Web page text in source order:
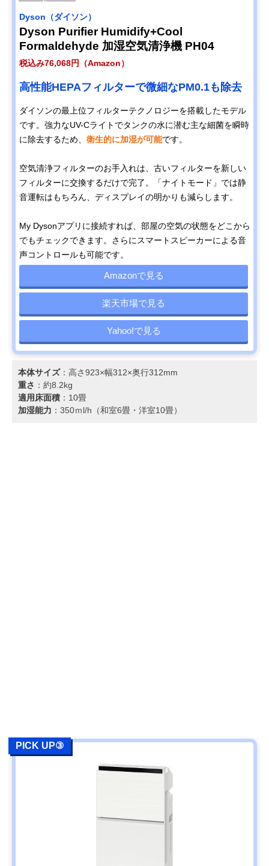
Dyson（ダイソン）
Dyson Purifier Humidify+Cool
Formaldehyde 加湿空気清浄機 PH04
税込み76,068円（Amazon）
高性能HEPAフィルターで微細なPM0.1も除去
ダイソンの最上位フィルターテクノロジーを搭載したモデル
です。強力なUV-Cライトでタンクの水に潜む主な細菌を瞬時
に除去するため、 衛生的に加湿が可能です。
空気清浄フィルターのお手入れは、古いフィルターを新しい
フィルターに交換するだけで完了。「ナイトモード」では静
音運転はもちろん、ディスプレイの明かりも減らします。
My Dysonアプリに接続すれば、部屋の空気の状態をどこから
でもチェックできます。さらにスマートスピーカーによる音
声コントロールも可能です。
Amazonで見る
楽天市場で見る
Yahoo!で見る
本体サイズ：高さ923×幅312×奥行312mm
重さ ：約8.2kg
適用床面積 ：10畳
加湿能力 ：350ｍl/h（和室6畳・洋室10畳）
PICK UP③